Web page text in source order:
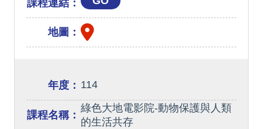
課程連結：
地圖：
年度： 114
課程名稱：
綠色大地電影院-動物保護與人類
的生活共存